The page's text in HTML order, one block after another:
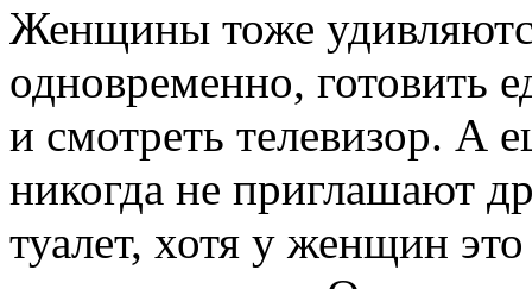
Женщины тоже
одновременно, готовить
и смотреть телевизор. А
никогда не приглашают
туалет, хотя у женщин